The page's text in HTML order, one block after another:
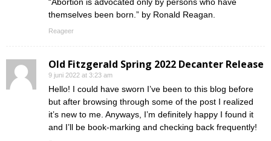
themselves been born.” by Ronald Reagan.
Reageer
Old Fitzgerald Spring 2022 Decanter Release
9 juni 2022 at 3:23 am
Hello! I could have sworn I’ve been to this blog before
but after browsing through some of the post I realized
it’s new to me. Anyways, I’m definitely happy I found it
and I’ll be book-marking and checking back frequently!